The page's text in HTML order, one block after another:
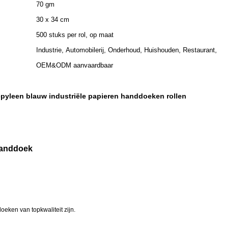
70 gm
30 x 34 cm
500 stuks per rol, op maat
Industrie, Automobilerij, Onderhoud, Huishouden, Restaurant,
OEM&ODM aanvaardbaar
blauw industriële papieren handdoeken rollen
van topkwaliteit zijn.